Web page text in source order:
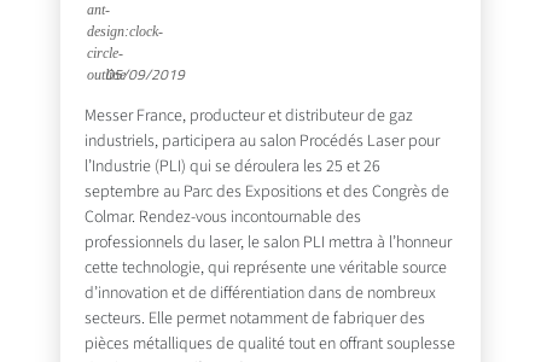
05/09/2019
Messer France, producteur et distributeur de gaz
industriels, participera au salon Procédés Laser pour
l’Industrie (PLI) qui se déroulera les 25 et 26
septembre au Parc des Expositions et des Congrès de
Colmar. Rendez-vous incontournable des
professionnels du laser, le salon PLI mettra à l’honneur
cette technologie, qui représente une véritable source
d’innovation et de différentiation dans de nombreux
secteurs. Elle permet notamment de fabriquer des
pièces métalliques de qualité tout en offrant souplesse